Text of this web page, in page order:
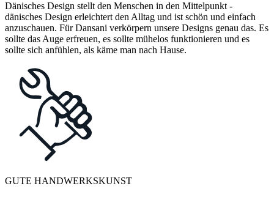
Dänisches Design stellt den Menschen in den Mittelpunkt -
dänisches Design erleichtert den Alltag und ist schön und einfach
anzuschauen. Für Dansani verkörpern unsere Designs genau das. Es
sollte das Auge erfreuen, es sollte mühelos funktionieren und es
sollte sich anfühlen, als käme man nach Hause.
GUTE HANDWERKSKUNST